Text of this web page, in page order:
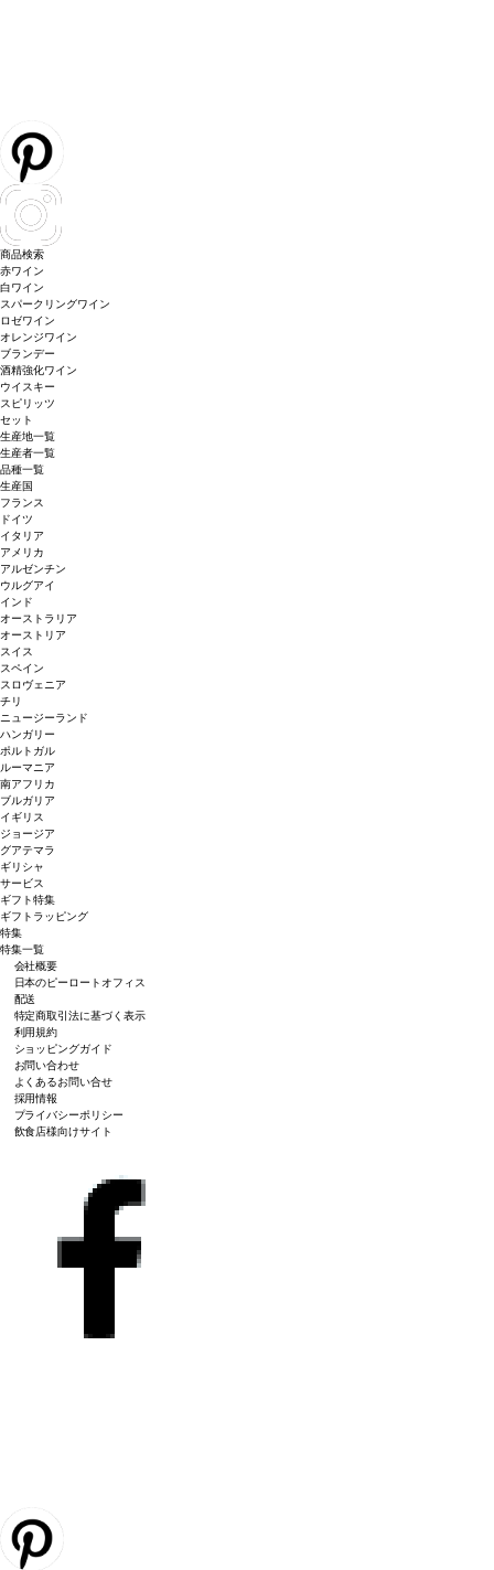
商品検索
赤ワイン
白ワイン
スパークリングワイン
ロゼワイン
オレンジワイン
ブランデー
酒精強化ワイン
ウイスキー
スピリッツ
セット
生産地一覧
生産者一覧
品種一覧
生産国
フランス
ドイツ
イタリア
アメリカ
アルゼンチン
ウルグアイ
インド
オーストラリア
オーストリア
スイス
スペイン
スロヴェニア
チリ
ニュージーランド
ハンガリー
ポルトガル
ルーマニア
南アフリカ
ブルガリア
イギリス
ジョージア
グアテマラ
ギリシャ
サービス
ギフト特集
ギフトラッピング
特集
特集一覧
会社概要
日本のピーロートオフィス
配送
特定商取引法に基づく表示
利用規約
ショッピングガイド
お問い合わせ
よくあるお問い合せ
採用情報
プライバシーポリシー
飲食店様向けサイト